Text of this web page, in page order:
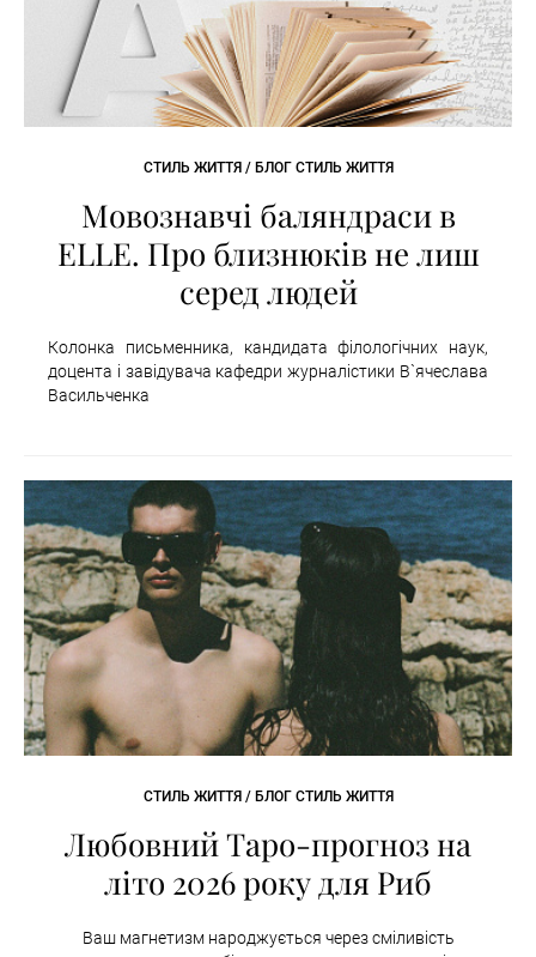
СТИЛЬ ЖИТТЯ / БЛОГ СТИЛЬ ЖИТТЯ
Мовознавчі баляндраси в
ELLE. Про близнюків не лиш
серед людей
Колонка письменника, кандидата філологічних наук,
доцента і завідувача кафедри журналістики В`ячеслава
Васильченка
СТИЛЬ ЖИТТЯ / БЛОГ СТИЛЬ ЖИТТЯ
Любовний Таро-прогноз на
літо 2026 року для Риб
Ваш магнетизм народжується через сміливість